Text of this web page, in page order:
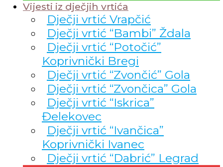
Vijesti iz dječjih vrtića
Dječji vrtić Vrapčić
Dječji vrtić “Bambi” Ždala
Dječji vrtić “Potočić”
Koprivnički Bregi
Dječji vrtić “Zvončić” Gola
Dječji vrtić “Zvončica” Gola
Dječji vrtić “Iskrica”
Đelekovec
Dječji vrtić “Ivančica”
Koprivnički Ivanec
Dječji vrtić “Dabrić” Legrad